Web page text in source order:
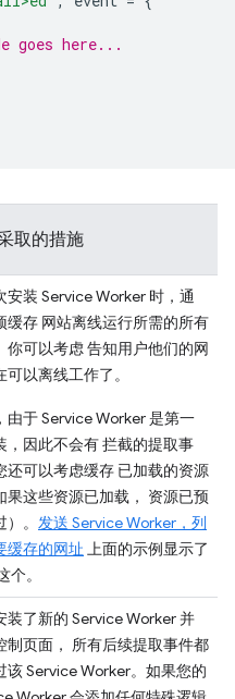
goes here...
取的措施
安装 Service Worker 时，通
缓存 网站离线运行所需的所有
你可以考虑 告知用户他们的网
可以离线工作了。
由于 Service Worker 是第一
，因此不会有 拦截的提取事
还可以考虑缓存 已加载的资源
果这些资源已加载， 资源已预
。 发送 Service Worker，列
缓存的网址 上面的示例显示了
个。
装了新的 Service Worker 并
制页面， 所有后续提取事件都
该 Service Worker。如果您的